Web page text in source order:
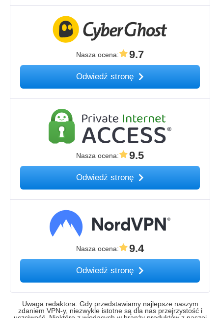
Nasza ocena: 9.7
Odwiedź stronę
Nasza ocena: 9.5
Odwiedź stronę
Nasza ocena: 9.4
Odwiedź stronę
Uwaga redaktora: Gdy przedstawiamy najlepsze naszym
zdaniem VPN-y, niezwykle istotne są dla nas przejrzystość i